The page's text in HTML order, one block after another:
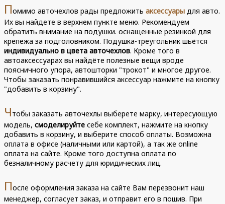
Помимо авточехлов рады предложитьаксессуары для авто.
Их вы найдете в верхнем пункте меню. Рекомендуем
обратить внимание на подушки. оснащенные резинкой для
крепежа за подголовником. Подушка-треугольник шьётся
индивидуально в цвета авточехлов. Кроме того в
автоаксессуарах вы найдёте полезные вещи вроде
поясничного упора, автошторки "трокот" и многое другое.
Чтобы заказать понравившийся аксессуар нажмите на кнопку
"добавить в корзину".
Чтобы заказать авточехлы выберете марку, интересующую
модель,смоделируйте себе комплект, нажмите на кнопку
добавить в корзину, и выберите способ оплаты. Возможна
оплата в офисе (наличными или картой), а так же online
оплата на сайте. Кроме того доступна оплата по
безналичному расчету для юридических лиц.
После оформления заказа на сайте Вам перезвонит наш
менеджер, согласует заказ, и отправит его в пошив. При